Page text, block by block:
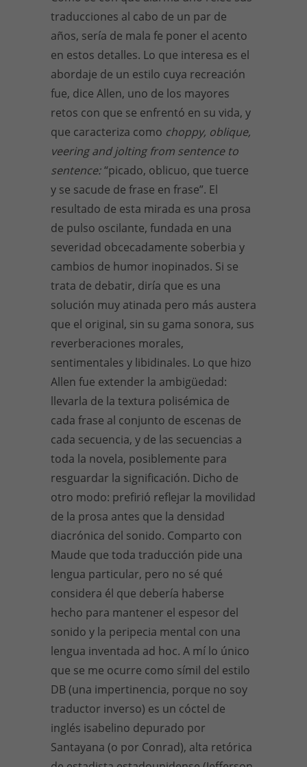
traducciones al cabo de un par de
años, sería de mala fe poner el acento
en estos detalles. Lo que interesa es el
abordaje de un estilo cuya recreación
fue, dice Allen, uno de los mayores
retos con que se enfrentó en su vida, y
que caracteriza como choppy, oblique,
veering and jolting from sentence to
sentence:“picado, oblicuo, que tuerce
y se sacude de frase en frase”. El
resultado de esta mirada es una prosa
de pulso oscilante, fundada en una
severidad obcecadamente soberbia y
cambios de humor inopinados. Si se
trata de debatir, diría que es una
solución muy atinada pero más austera
que el original, sin su gama sonora, sus
reverberaciones morales,
sentimentales y libidinales. Lo que hizo
Allen fue extender la ambigüedad:
llevarla de la textura polisémica de
cada frase al conjunto de escenas de
cada secuencia, y de las secuencias a
toda la novela, posiblemente para
resguardar la significación. Dicho de
otro modo: prefirió reflejar la movilidad
de la prosa antes que la densidad
diacrónica del sonido. Comparto con
Maude que toda traducción pide una
lengua particular, pero no sé qué
considera él que debería haberse
hecho para mantener el espesor del
sonido y la peripecia mental con una
lengua inventada ad hoc. A mí lo único
que se me ocurre como símil del estilo
DB (una impertinencia, porque no soy
traductor inverso) es un cóctel de
inglés isabelino depurado por
Santayana (o por Conrad), alta retórica